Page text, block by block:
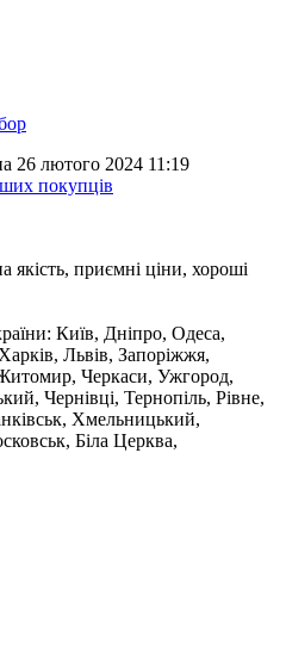
26 лютого 2024 11:19
покупців
якість, приємні ціни, хороші
Київ, Дніпро, Одеса,
Львів, Запоріжжя,
Черкаси, Ужгород,
Чернівці, Тернопіль, Рівне,
Хмельницький,
Біла Церква,